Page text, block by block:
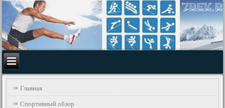
Главная
Спортивный обзор